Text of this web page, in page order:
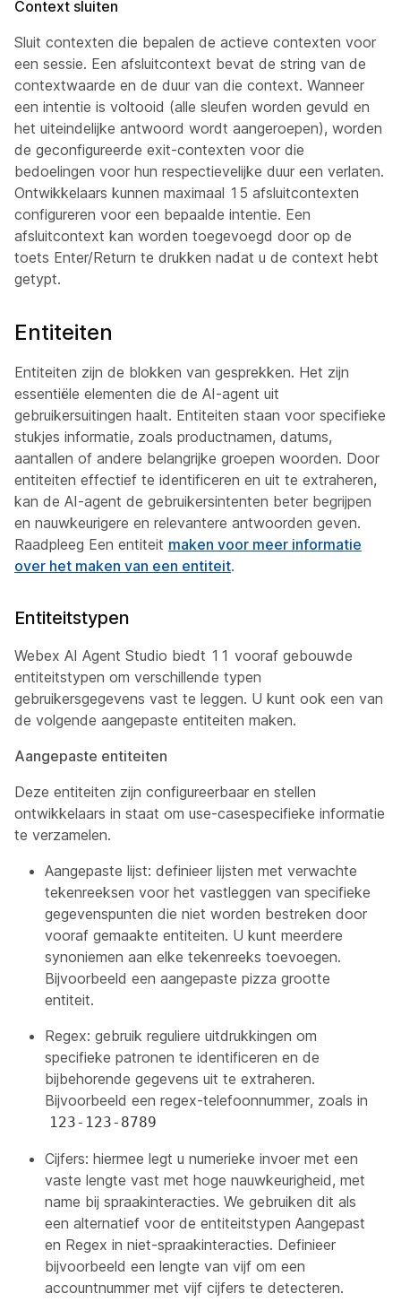
Context sluiten
Sluit contexten die bepalen de actieve contexten voor
een sessie. Een afsluitcontext bevat de string van de
contextwaarde en de duur van die context. Wanneer
een intentie is voltooid (alle sleufen worden gevuld en
het uiteindelijke antwoord wordt aangeroepen), worden
de geconfigureerde exit-contexten voor die
bedoelingen voor hun respectievelijke duur een verlaten.
Ontwikkelaars kunnen maximaal 15 afsluitcontexten
configureren voor een bepaalde intentie. Een
afsluitcontext kan worden toegevoegd door op de
toets Enter/Return te drukken nadat u de context hebt
getypt.
Entiteiten
Entiteiten zijn de blokken van gesprekken. Het zijn
essentiële elementen die de AI-agent uit
gebruikersuitingen haalt. Entiteiten staan voor specifieke
stukjes informatie, zoals productnamen, datums,
aantallen of andere belangrijke groepen woorden. Door
entiteiten effectief te identificeren en uit te extraheren,
kan de AI-agent de gebruikersintenten beter begrijpen
en nauwkeurigere en relevantere antwoorden geven.
Raadpleeg Een entiteit maken voor meer informatie
over het maken van een entiteit.
Entiteitstypen
Webex AI Agent Studio biedt 11 vooraf gebouwde
entiteitstypen om verschillende typen
gebruikersgegevens vast te leggen. U kunt ook een van
de volgende aangepaste entiteiten maken.
Aangepaste entiteiten
Deze entiteiten zijn configureerbaar en stellen
ontwikkelaars in staat om use-casespecifieke informatie
te verzamelen.
Aangepaste lijst: definieer lijsten met verwachte
tekenreeksen voor het vastleggen van specifieke
gegevenspunten die niet worden bestreken door
vooraf gemaakte entiteiten. U kunt meerdere
synoniemen aan elke tekenreeks toevoegen.
Bijvoorbeeld een aangepaste pizza grootte
entiteit.
Regex: gebruik reguliere uitdrukkingen om
specifieke patronen te identificeren en de
bijbehorende gegevens uit te extraheren.
Bijvoorbeeld een regex-telefoonnummer, zoals in
123-123-8789
Cijfers: hiermee legt u numerieke invoer met een
vaste lengte vast met hoge nauwkeurigheid, met
name bij spraakinteracties. We gebruiken dit als
een alternatief voor de entiteitstypen Aangepast
en Regex in niet-spraakinteracties. Definieer
bijvoorbeeld een lengte van vijf om een
accountnummer met vijf cijfers te detecteren.